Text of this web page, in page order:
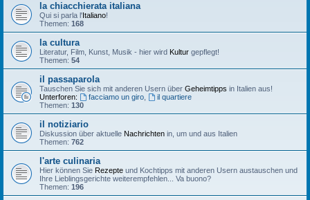
la chiacchierata italiana
Qui si parla l'Italiano!
Themen: 168
la cultura
Literatur, Film, Kunst, Musik - hier wird Kultur gepflegt!
Themen: 54
il passaparola
Tauschen Sie sich mit anderen Usern über Geheimtipps in Italien aus!
Unterforen:
facciamo un giro,
il quartiere
Themen: 130
il notiziario
Diskussion über aktuelle Nachrichten in, um und aus Italien
Themen: 762
l'arte culinaria
Hier können Sie Rezepte und Kochtipps mit anderen Usern austauschen und
Ihre Lieblingsgerichte weiterempfehlen... Va buono?
Themen: 196